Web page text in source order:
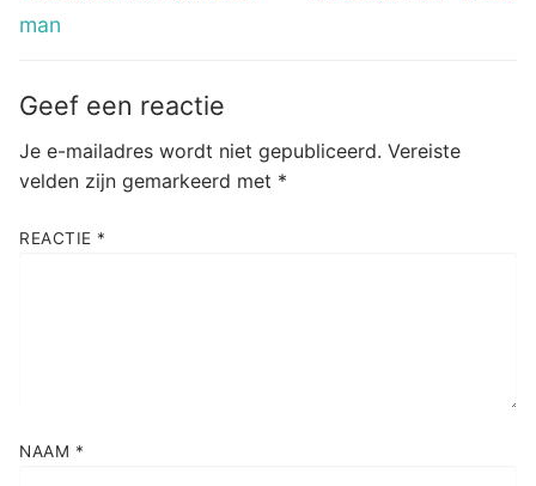
bericht:
man
Geef een reactie
Je e-mailadres wordt niet gepubliceerd. Vereiste
velden zijn gemarkeerd met *
REACTIE *
NAAM *